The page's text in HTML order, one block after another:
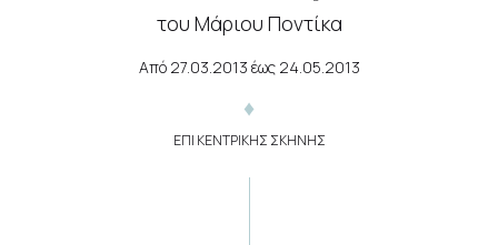
του Μάριου Ποντίκα
Από 27.03.2013 έως 24.05.2013
ΕΠΙ ΚΕΝΤΡΙΚΗΣ ΣΚΗΝΗΣ